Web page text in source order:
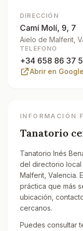
DIRECCIÓN
Camí Molí, 9, 7
Aielo de Malferit ,
TELÉFONO
+34 658 86 37
Abrir en
INFORMACIÓN
Tanatorio
Tanatorio Inés
del directorio
Malferit, Valencia.
práctica que más
ubicación,
cercanos.
Puedes consultar